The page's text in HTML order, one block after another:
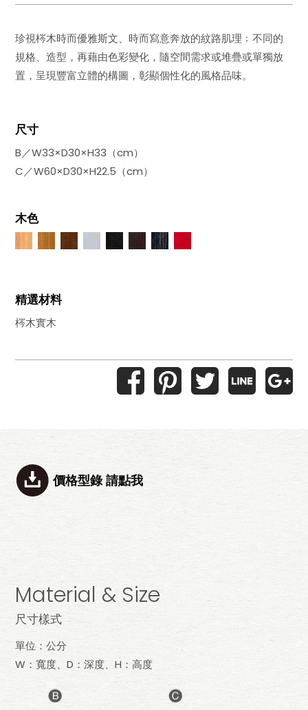
珍視梣木時而優雅斯文、時而寫意奔放的紋路肌理﹔不同的
規格、造型，再藉由色彩變化，隨空間需求或堆疊或單獨放
置，呈現豐富立體的構圖，彰顯個性化的風格品味。
尺寸
B／W33×D30×H33（cm）
C／W60×D30×H22.5（cm）
木色
精選材料
梣木實木
價格型錄 請點我
Material & Size
尺寸樣式
單位：公分
W：寬度、D：深度、H：高度